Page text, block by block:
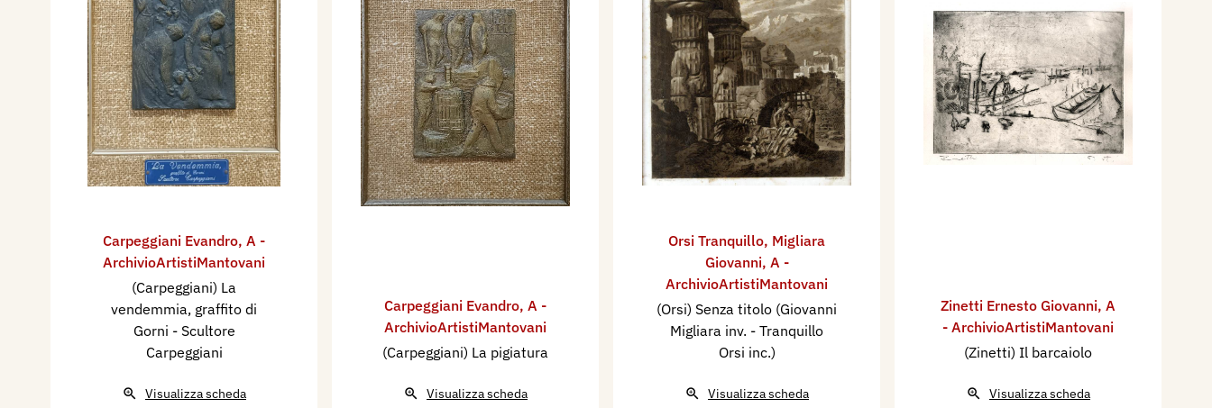
Carpeggiani Evandro, A -
ArchivioArtistiMantovani
(Carpeggiani) La
vendemmia, graffito di
Gorni - Scultore
Carpeggiani
Visualizza scheda
Carpeggiani Evandro, A -
ArchivioArtistiMantovani
(Carpeggiani) La pigiatura
Visualizza scheda
Orsi Tranquillo, Migliara
Giovanni, A -
ArchivioArtistiMantovani
(Orsi) Senza titolo (Giovanni
Migliara inv. - Tranquillo
Orsi inc.)
Visualizza scheda
Zinetti Ernesto Giovanni, A
- ArchivioArtistiMantovani
(Zinetti) Il barcaiolo
Visualizza scheda